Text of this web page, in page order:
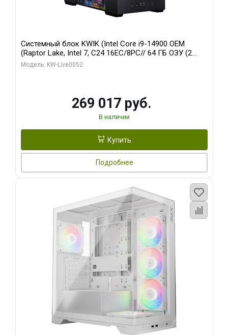
Системный блок KWIK (Intel Core i9-14900 OEM
(Raptor Lake, Intel 7, C24 16EC/8PC// 64 ГБ ОЗУ (2
модуля)/ Palit RTX5080 GAMINGPRO OC 16GB GDDR7
Модель: KW-Live0052
269 017 руб.
В наличии
Купить
Подробнее